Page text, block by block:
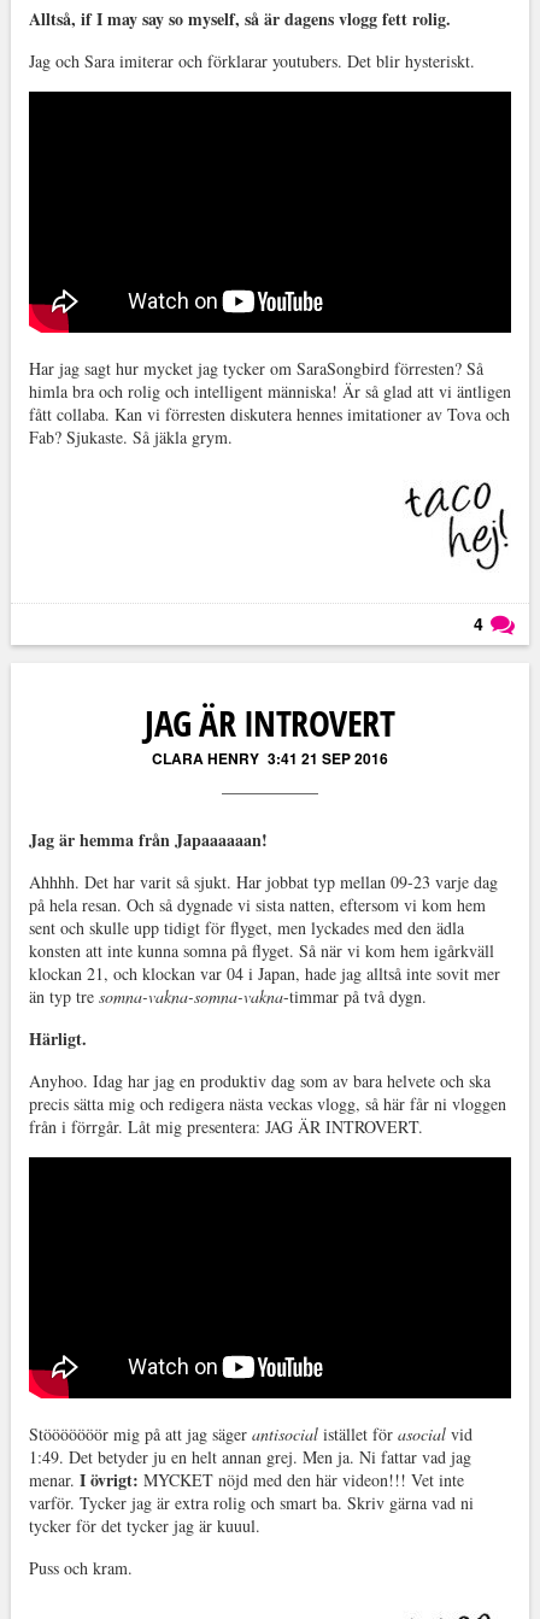
Alltså, if I may say so myself, så är dagens vlogg fett rolig.
Jag och Sara imiterar och förklarar youtubers. Det blir hysteriskt.
Har jag sagt hur mycket jag tycker om SaraSongbird förresten? Så
himla bra och rolig och intelligent människa! Är så glad att vi äntligen
fått collaba. Kan vi förresten diskutera hennes imitationer av Tova och
Fab? Sjukaste. Så jäkla grym.
4
JAG ÄR INTROVERT
CLARA HENRY 3:41 21 SEP 2016
Jag är hemma från Japaaaaaan!
Ahhhh. Det har varit så sjukt. Har jobbat typ mellan 09-23 varje dag
på hela resan. Och så dygnade vi sista natten, eftersom vi kom hem
sent och skulle upp tidigt för flyget, men lyckades med den ädla
konsten att inte kunna somna på flyget. Så när vi kom hem igårkväll
klockan 21, och klockan var 04 i Japan, hade jag alltså inte sovit mer
än typ tre somna-vakna-somna-vakna-timmar på två dygn.
Härligt.
Anyhoo. Idag har jag en produktiv dag som av bara helvete och ska
precis sätta mig och redigera nästa veckas vlogg, så här får ni vloggen
från i förrgår. Låt mig presentera: JAG ÄR INTROVERT.
Stööööööör mig på att jag säger antisocialistället för asocialvid
1:49. Det betyder ju en helt annan grej. Men ja. Ni fattar vad jag
menar. I övrigt: MYCKET nöjd med den här videon!!! Vet inte
varför. Tycker jag är extra rolig och smart ba. Skriv gärna vad ni
tycker för det tycker jag är kuuul.
Puss och kram.